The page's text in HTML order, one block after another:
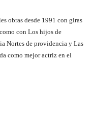
obras desde 1991 con giras
con Los hijos de
Nortes de providencia y Las
como mejor actriz en el